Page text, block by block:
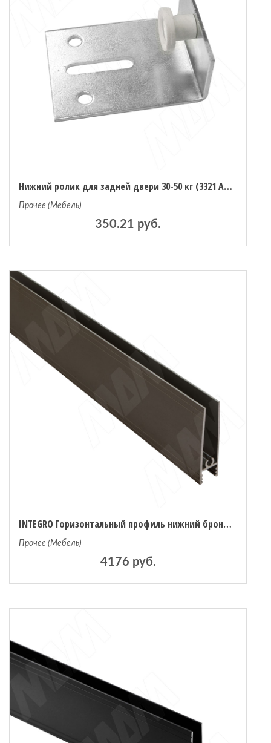
Нижний ролик для задней двери 30-50 кг (3321 AOM)
Прочее (Мебель)
350.21 руб.
INTEGRO Горизонтальный профиль нижний бронза, L-6000 (IN04050A)
Прочее (Мебель)
4176 руб.